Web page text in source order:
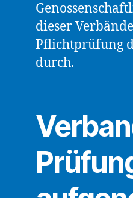
dieser
Pflichtprüfung
durch.